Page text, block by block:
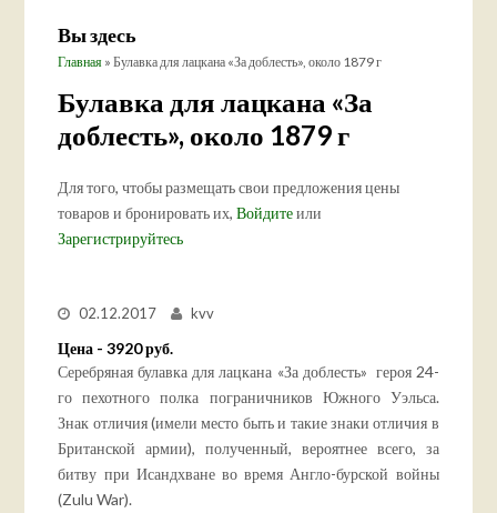
Вы здесь
Главная » Булавка для лацкана «За доблесть», около 1879 г
Булавка для лацкана «За
доблесть», около 1879 г
Для того, чтобы размещать свои предложения цены
товаров и бронировать их,Войдитеили
Зарегистрируйтесь
02.12.2017 kvv
Цена - 3920 руб.
Серебряная булавка для лацкана «За доблесть» героя 24-
го пехотного полка пограничников Южного Уэльса.
Знак отличия (имели место быть и такие знаки отличия в
Британской армии), полученный, вероятнее всего, за
битву при Исандхване во время Англо-бурской войны
(Zulu War).